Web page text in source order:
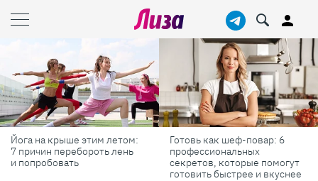
Йога на крыше этим летом:
7 причин перебороть лень
и попробовать
Готовь как шеф-повар: 6
профессиональных
секретов, которые помогут
готовить быстрее и вкуснее